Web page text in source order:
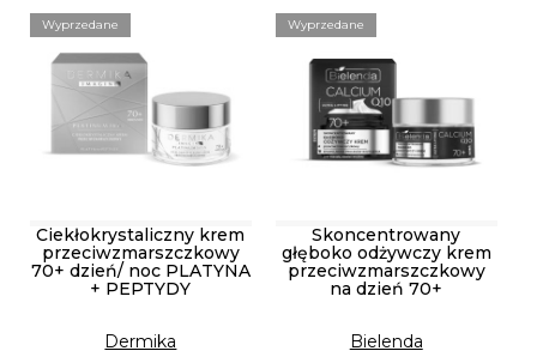
Wyprzedane
Ciekłokrystaliczny krem
przeciwzmarszczkowy
70+ dzień/ noc PLATYNA
+ PEPTYDY
Dermika
Wyprzedane
Skoncentrowany
głęboko odżywczy krem
przeciwzmarszczkowy
na dzień 70+
Bielenda